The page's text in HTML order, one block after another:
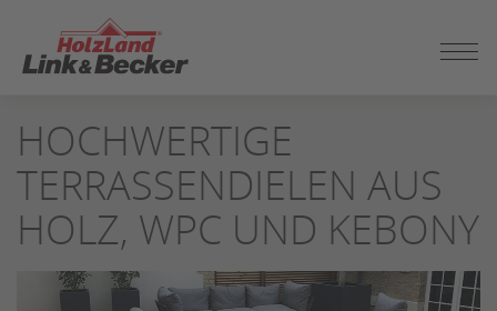
SEITENINHALT
SPRINGEN
HOCHWERTIGE
TERRASSENDIELEN AUS
HOLZ, WPC UND KEBONY